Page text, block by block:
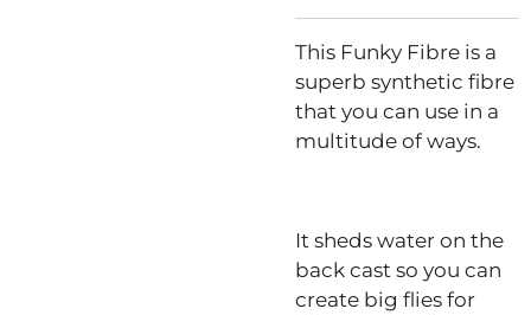
This Funky Fibre is a
superb synthetic fibre
that you can use in a
multitude of ways.
It sheds water on the
back cast so you can
create big flies for